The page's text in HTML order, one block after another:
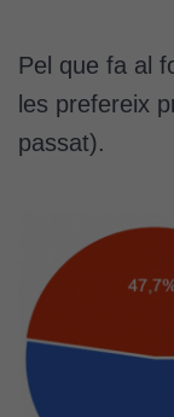
Pel que fa al
les prefereix
passat).